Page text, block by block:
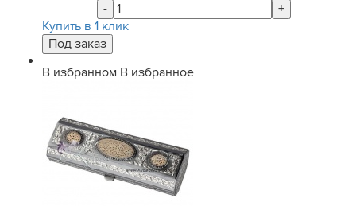
-
+
Купить в 1 клик
В избранном В избранное